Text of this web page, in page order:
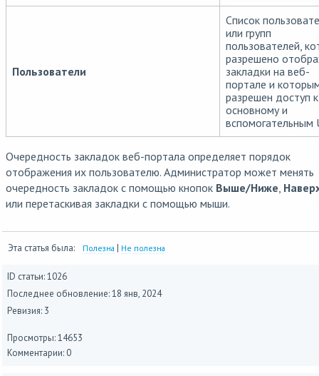
Пользователи
Список
или групп
пользователей,
разрешено
закладки на веб-
портале и
разрешен доступ к
основному и
вспомогательным
Очередность закладок веб-портала определяет порядок
отображения их пользователю. Администратор может менять
очередность закладок с помощью кнопок Выше/Ниже,
или перетаскивая закладки с помощью мыши.
Эта статья была: Полезна | Не полезна
ID статьи: 1026
Последнее обновление:18 янв, 2024
Ревизия: 3
Просмотры: 14653
Комментарии: 0